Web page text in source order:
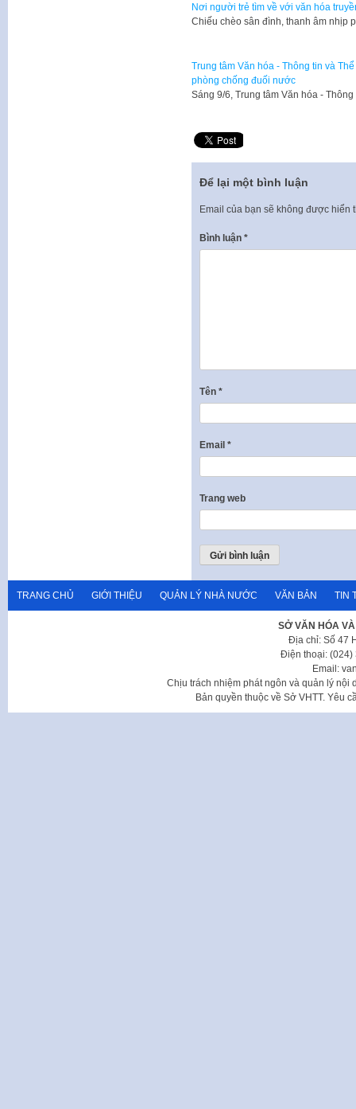
Nơi người trẻ tìm về với văn hóa
Chiếu chèo sân đình, thanh âm nhịp
Trung tâm Văn hóa - Thông tin và
phòng chống đuối nước
Sáng 9/6, Trung tâm Văn hóa -
Để lại một bình luận
Email của bạn sẽ không được hiển
Bình luận *
Tên *
Email *
Trang web
TRANG CHỦ GIỚI THIỆU QUẢN LÝ NHÀ NƯỚC VĂN BẢN TIN
SỞ VĂN HÓA
Địa chỉ: Số 47
Điện thoại: (024)
Email:
Chịu trách nhiệm phát ngôn và quản lý nội
Bản quyền thuộc về Sở VHTT. Yêu